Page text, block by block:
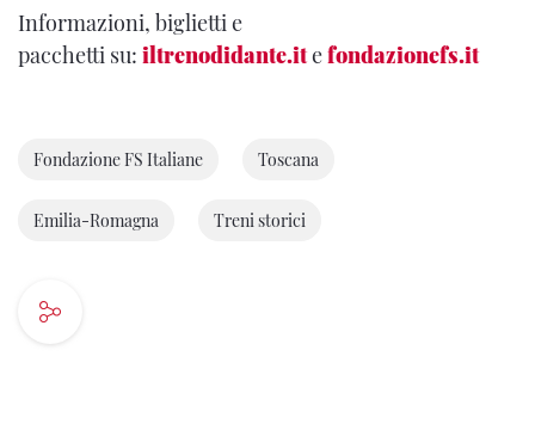
Informazioni, biglietti e
pacchetti su: iltrenodidante.itefondazionefs.it
Fondazione FS Italiane Toscana
Emilia-Romagna Treni storici